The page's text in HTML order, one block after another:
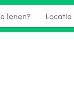
lenen? Locatie